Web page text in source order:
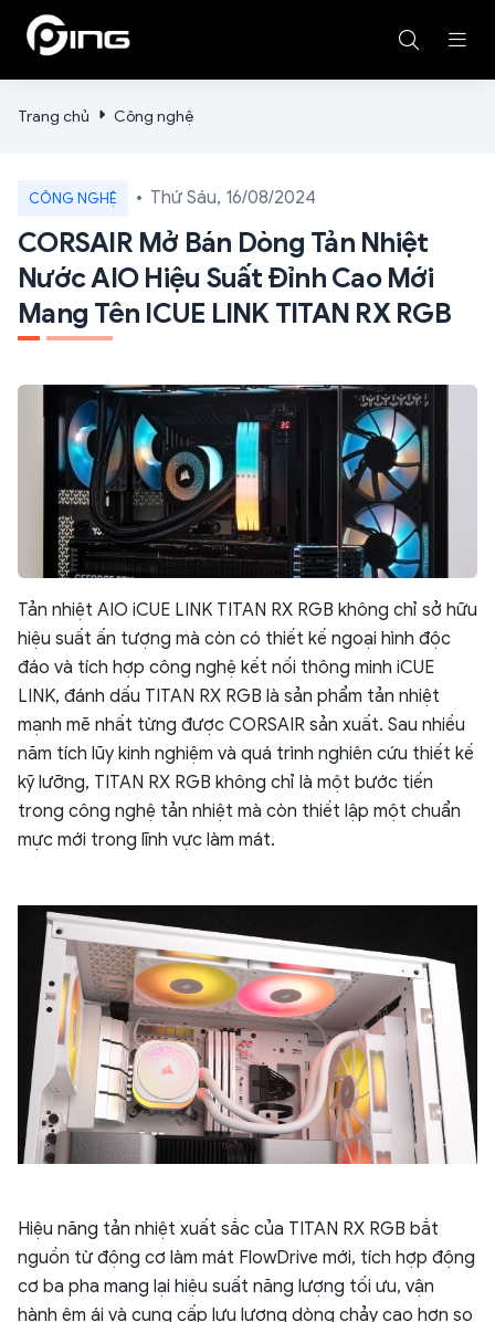
Trang chủ Công nghệ
CÔNG NGHỆ Thứ Sáu, 16/08/2024
CORSAIR Mở Bán Dòng Tản Nhiệt
Nước AIO Hiệu Suất Đỉnh Cao Mới
Mang Tên ICUE LINK TITAN RX RGB
Tản nhiệt AIO iCUE LINK TITAN RX RGB không chỉ sở hữu
hiệu suất ấn tượng mà còn có thiết kế ngoại hình độc
đáo và tích hợp công nghệ kết nối thông minh iCUE
LINK, đánh dấu TITAN RX RGB là sản phẩm tản nhiệt
mạnh mẽ nhất từng được CORSAIR sản xuất. Sau nhiều
năm tích lũy kinh nghiệm và quá trình nghiên cứu thiết kế
kỹ lưỡng, TITAN RX RGB không chỉ là một bước tiến
trong công nghệ tản nhiệt mà còn thiết lập một chuẩn
mực mới trong lĩnh vực làm mát.
Hiệu năng tản nhiệt xuất sắc của TITAN RX RGB bắt
nguồn từ động cơ làm mát FlowDrive mới, tích hợp động
cơ ba pha mang lại hiệu suất năng lượng tối ưu, vận
hành êm ái và cung cấp lưu lượng dòng chảy cao hơn so